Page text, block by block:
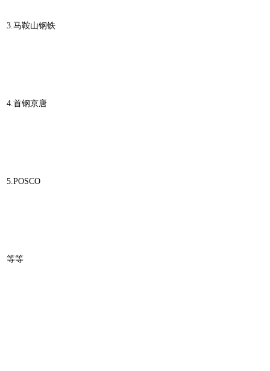
3.马鞍山钢铁
4.首钢京唐
5.POSCO
等等